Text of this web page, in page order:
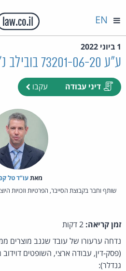
EN
1 ביוני 2022
ע"ע 73201-06-20 בובילב נ' סטרטסיס בע"מ
דיני עבודה עקבו
מאת‏עו"ד טל
שותף וחבר בקבוצת הסייבר, הפרטיות וזכויות
זמן קריאה:
(פסק-דין, עבודה ארצי, השופטים דוידוב
גנדלר):